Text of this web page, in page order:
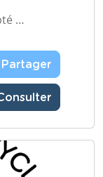
…
Partager